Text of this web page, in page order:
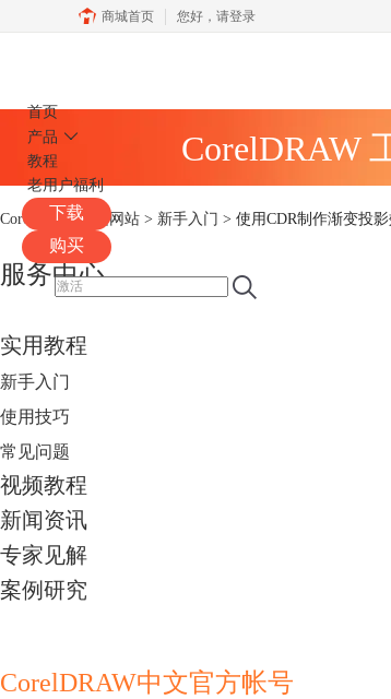
商城首页 您好， 请登录
首页
产品
教程
老用户福利
下载
购买
CorelDRAW
CorelDRAW中文网站 > 新手入门 > 使用CDR制作渐变投
服务中心
实用教程
新手入门
使用技巧
常见问题
视频教程
新闻资讯
专家见解
案例研究
CorelDRAW中文官方帐号